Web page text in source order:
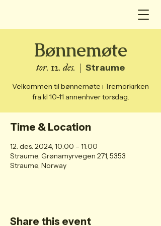
Bønnemøte
tor. 12. des.
  |
Straume
Velkommen til bønnemøte i Tremorkirken
fra kl 10-11 annenhver torsdag.
Time & Location
12. des. 2024, 10:00 – 11:00
Straume, Grønamyrvegen 271, 5353
Straume, Norway
Share this event